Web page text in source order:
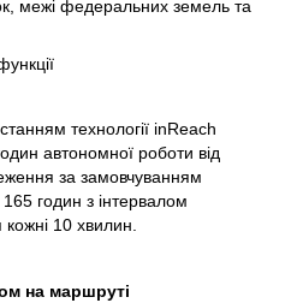
межі федеральних земель та
технології inReach
автономної роботи від
за замовчуванням
годин з інтервалом
10 хвилин.
на маршруті